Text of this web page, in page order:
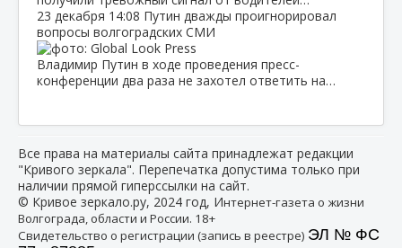
23 декабря 14:08 Путин дважды проигнорировал
вопросы волгоградских СМИ
Владимир Путин в ходе проведения пресс-
конференции два раза не захотел ответить на…
Все права на материалы сайта принадлежат редакции
"Кривого зеркала". Перепечатка допустима только при
наличии прямой гиперссылки на сайт.
© Кривое зеркало.ру, 2024 год, Интернет-газета о жизни
Волгограда, области и России. 18+
Свидетельство о регистрации (запись в реестре) ЭЛ № ФС